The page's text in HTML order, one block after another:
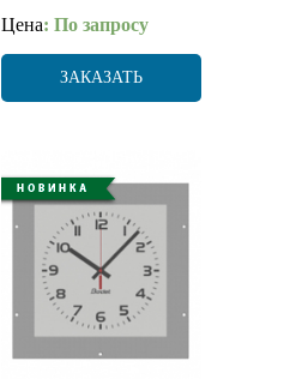
Цена: По запросу
ЗАКАЗАТЬ